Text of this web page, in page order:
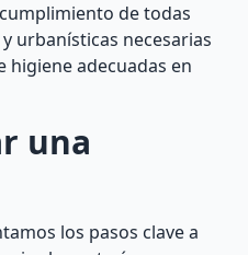
de todas
urbanísticas necesarias
higiene adecuadas en
una
los pasos clave a